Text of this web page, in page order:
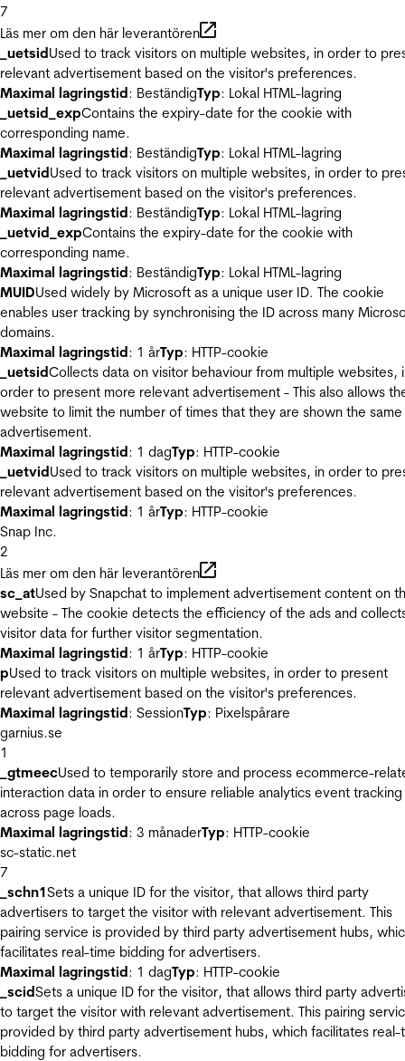
7
Läs mer om den här leverantören
_uetsidUsed to track visitors on multiple websites, in order to
relevant advertisement based on the visitor's preferences.
Maximal lagringstid: BeständigTyp: Lokal HTML-lagring
_uetsid_expContains the expiry-date for the cookie with
corresponding name.
Maximal lagringstid: BeständigTyp: Lokal HTML-lagring
_uetvidUsed to track visitors on multiple websites, in order to
relevant advertisement based on the visitor's preferences.
Maximal lagringstid: BeständigTyp: Lokal HTML-lagring
_uetvid_expContains the expiry-date for the cookie with
corresponding name.
Maximal lagringstid: BeständigTyp: Lokal HTML-lagring
MUIDUsed widely by Microsoft as a unique user ID. The cookie
enables user tracking by synchronising the ID across many
domains.
Maximal lagringstid: 1 årTyp: HTTP-cookie
_uetsidCollects data on visitor behaviour from multiple websites,
order to present more relevant advertisement - This also allows
website to limit the number of times that they are shown the same
advertisement.
Maximal lagringstid: 1 dagTyp: HTTP-cookie
_uetvidUsed to track visitors on multiple websites, in order to
relevant advertisement based on the visitor's preferences.
Maximal lagringstid: 1 årTyp: HTTP-cookie
Snap Inc.
2
Läs mer om den här leverantören
sc_atUsed by Snapchat to implement advertisement content on
website - The cookie detects the efficiency of the ads and
visitor data for further visitor segmentation.
Maximal lagringstid: 1 årTyp: HTTP-cookie
pUsed to track visitors on multiple websites, in order to present
relevant advertisement based on the visitor's preferences.
Maximal lagringstid: SessionTyp: Pixelspårare
garnius.se
1
_gtmeecUsed to temporarily store and process ecommerce-
interaction data in order to ensure reliable analytics event tracking
across page loads.
Maximal lagringstid: 3 månaderTyp: HTTP-cookie
sc-static.net
7
_schn1Sets a unique ID for the visitor, that allows third party
advertisers to target the visitor with relevant advertisement. This
pairing service is provided by third party advertisement hubs,
facilitates real-time bidding for advertisers.
Maximal lagringstid: 1 dagTyp: HTTP-cookie
_scidSets a unique ID for the visitor, that allows third party
to target the visitor with relevant advertisement. This pairing
provided by third party advertisement hubs, which facilitates real-
bidding for advertisers.